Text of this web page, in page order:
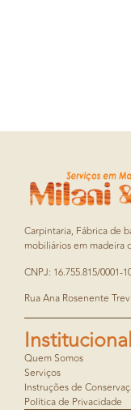
Carpintaria, Fábrica de
mobiliários em madeira
CNPJ: 16.755.815/0001-
Rua Ana Rosenente
Institucional
Quem Somos
Serviços
Instruções de
Política de Privacidade